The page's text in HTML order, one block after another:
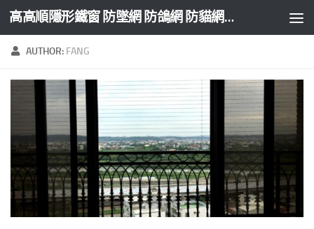
Skip to content 高高順隱形鐵窗 防墜網 防鴿網 防貓網 防盜網
AUTHOR: FANG